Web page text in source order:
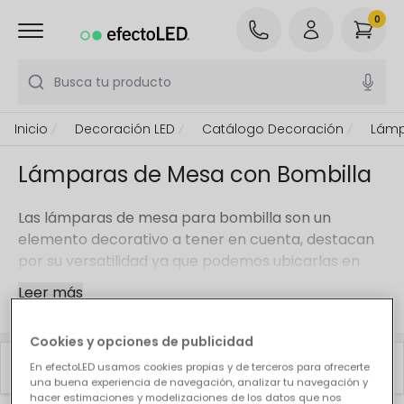
Busca tu producto
0
Inicio Decoración LED Catálogo Decoración
Lámparas de Mesa con Bombilla
Las lámparas de mesa para bombilla son un
elemento decorativo a tener en cuenta, destacan
por su versatilidad ya que podemos ubicarlas en
casi cualquier estancia. Para estos modelos en
concreto, podemos ir un paso más allá y escoger
todavía más.
No importa si buscas una lámpara de mesa para
bombilla moderna, clásica, de estilo nórdico... en
Leer más
Filtrar Top ventas
Cookies y opciones de publicidad
En efectoLED usamos cookies propias y de terceros para ofrecerte
una buena experiencia de navegación, analizar tu navegación y
hacer estimaciones y modelizaciones de los datos que nos